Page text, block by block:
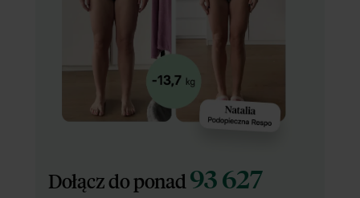
Dołącz do ponad93 627